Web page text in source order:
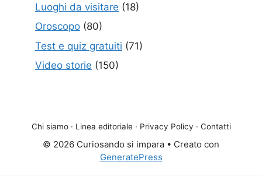
Luoghi da visitare (18)
Oroscopo (80)
Test e quiz gratuiti (71)
Video storie (150)
Chi siamo · Linea editoriale · Privacy Policy · Contatti
© 2026 Curiosando si impara • Creato con
GeneratePress